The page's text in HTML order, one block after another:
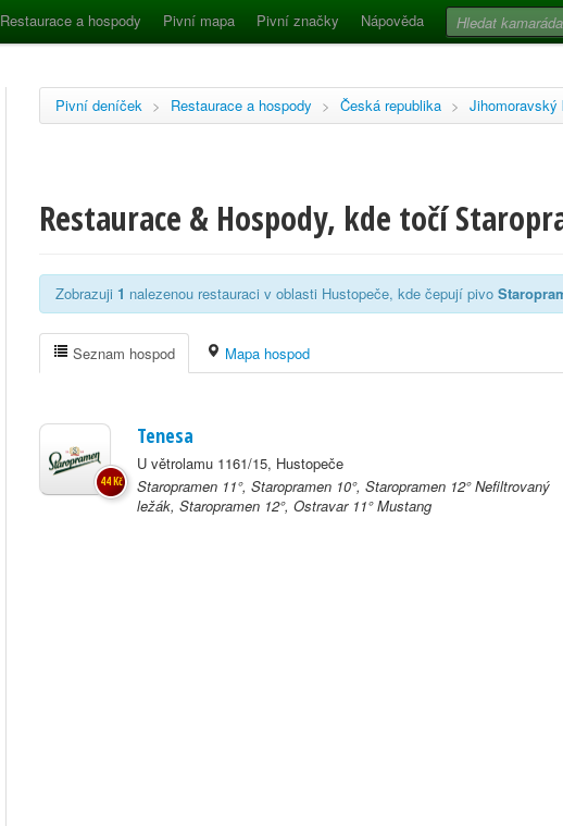
Restaurace a hospody Pivní mapa Pivní značky Nápověda
Pivní deníček > Restaurace a hospody > Česká republika > Jihomoravský
Restaurace & Hospody, kde točí
Zobrazuji 1 nalezenou restauraci v oblasti Hustopeče, kde čepují pivo
Seznam hospod Mapa hospod
Tenesa
U větrolamu 1161/15, Hustopeče
Staropramen 11°, Staropramen 10°, Staropramen 12° Nefiltrovaný
ležák, Staropramen 12°, Ostravar 11° Mustang
44 Kč